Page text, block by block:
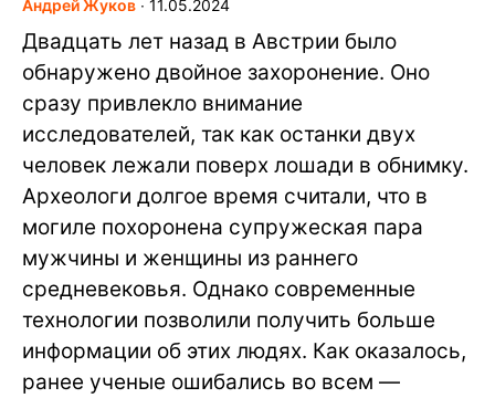
Андрей Жуков ∙ 11.05.2024
Двадцать лет назад в Австрии было
обнаружено двойное захоронение. Оно
сразу привлекло внимание
исследователей, так как останки двух
человек лежали поверх лошади в обнимку.
Археологи долгое время считали, что в
могиле похоронена супружеская пара
мужчины и женщины из раннего
средневековья. Однако современные
технологии позволили получить больше
информации об этих людях. Как оказалось,
ранее ученые ошибались во всем —